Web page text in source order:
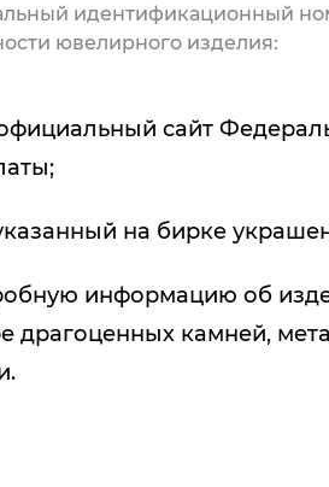
идентификационный
ювелирного изделия:
сайт
на бирке
информацию об
драгоценных камней,